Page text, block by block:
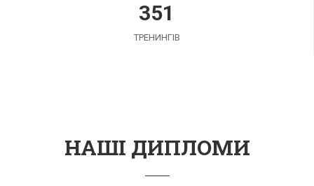
351
ТРЕНИНГІВ
НАШІ ДИПЛОМИ